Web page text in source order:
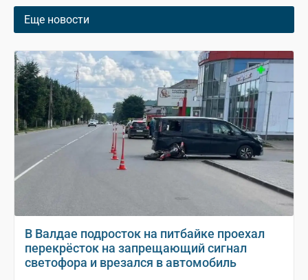
Еще новости
В Валдае подросток на питбайке проехал
перекрёсток на запрещающий сигнал
светофора и врезался в автомобиль